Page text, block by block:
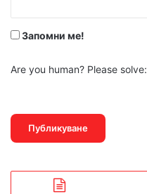
Запомни ме!
Are you human? Please solve: